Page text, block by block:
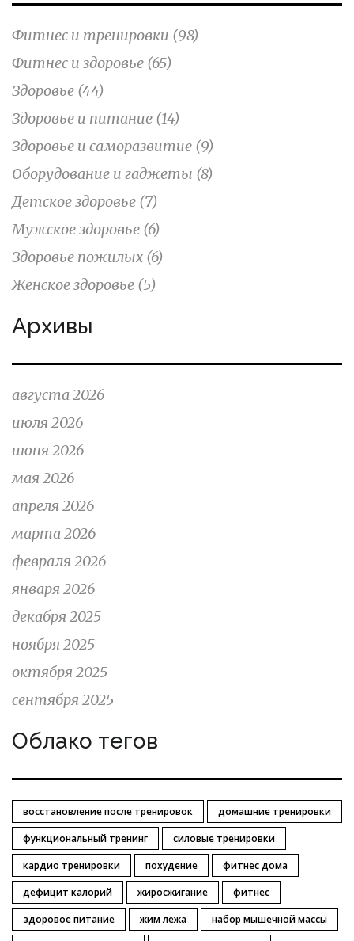
Фитнес и тренировки (98)
Фитнес и здоровье (65)
Здоровье (44)
Здоровье и питание (14)
Здоровье и саморазвитие (9)
Оборудование и гаджеты (8)
Детское здоровье (7)
Мужское здоровье (6)
Здоровье пожилых (6)
Женское здоровье (5)
Архивы
августа 2026
июля 2026
июня 2026
мая 2026
апреля 2026
марта 2026
февраля 2026
января 2026
декабря 2025
ноября 2025
октября 2025
сентября 2025
Облако тегов
восстановление после тренировок
домашние тренировки
функциональный тренинг
силовые тренировки
кардио тренировки
похудение
фитнес дома
дефицит калорий
жиросжигание
фитнес
здоровое питание
жим лежа
набор мышечной массы